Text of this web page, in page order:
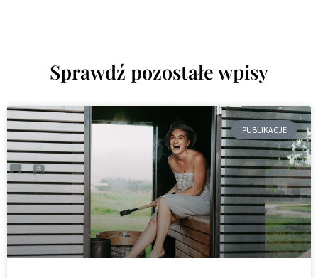
Sprawdź pozostałe wpisy
PUBLIKACJE